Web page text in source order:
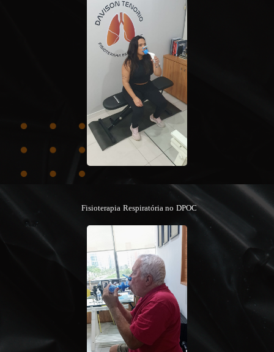
Fisioterapia Respiratória no DPOC